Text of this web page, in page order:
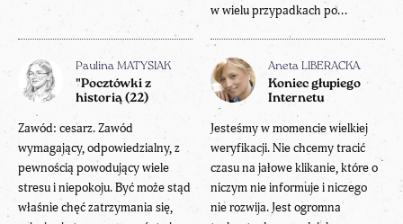
w wielu przypadkach po...
Paulina MATYSIAK
"Pocztówki z
historią (22)
Zawód: cesarz. Zawód
wymagający, odpowiedzialny, z
pewnością powodujący wiele
stresu i niepokoju. Być może stąd
właśnie chęć zatrzymania się,
Aneta LIBERACKA
Koniec głupiego
Internetu
Jesteśmy w momencie wielkiej
weryfikacji. Nie chcemy tracić
czasu na jałowe klikanie, które o
niczym nie informuje i niczego
nie rozwija. Jest ogromna